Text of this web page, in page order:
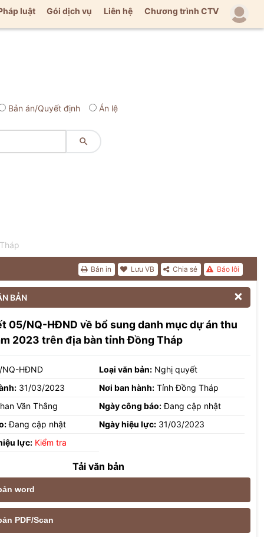
luật Gói dịch vụ Liên hệ Chương trình CTV
Bản án/Quyết định Án lệ

Báo lỗi
Chia sẻ
Lưu VB
Bản in
BẢN 
05/NQ-HĐND về bổ sung danh mục dự án thu
2023 trên địa bàn tỉnh Đồng Tháp
HĐND Loại văn bản: Nghị quyết
31/03/2023 Nơi ban hành: Tỉnh Đồng Tháp
Văn Thắng Ngày công báo:Đang cập nhật
Đang cập nhật Ngày hiệu lực: 31/03/2023
lực: Kiểm tra
Tải văn bản
word
PDF/Scan